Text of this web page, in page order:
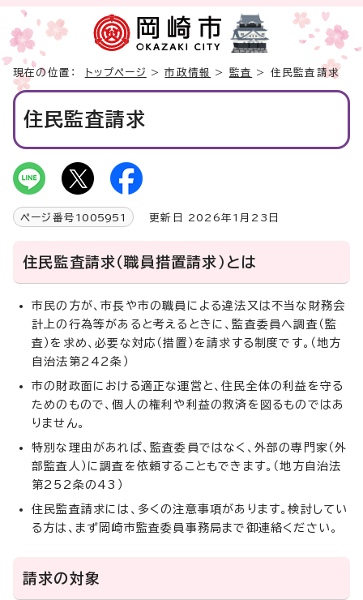
現在の位置： トップページ >市政情報 > 監査 > 住民監査請求
住民監査請求
ページ番号 1005951 更新日 2026年1月23日
住民監査請求（職員措置請求）とは
市民の方が、市長や市の職員による違法又は不当な財務会
計上の行為等があると考えるときに、監査委員へ調査（監
査）を求め、必要な対応（措置）を請求する制度です。（地方
自治法第242条）
市の財政面における適正な運営と、住民全体の利益を守る
ためのもので、個人の権利や利益の救済を図るものではあ
りません。
特別な理由があれば、監査委員ではなく、外部の専門家（外
部監査人）に調査を依頼することもできます。（地方自治法
第252条の43）
住民監査請求には、多くの注意事項があります。検討してい
る方は、まず岡崎市監査委員事務局まで御連絡ください。
請求の対象